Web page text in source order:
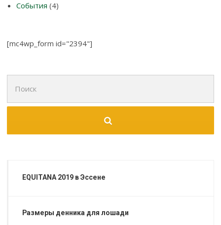
События (4)
[mc4wp_form id="2394"]
для:
EQUITANA 2019 в Эссене
Размеры денника для лошади